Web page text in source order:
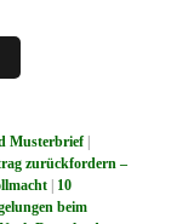
Musterbrief|
zurückfordern –
| 10
beim